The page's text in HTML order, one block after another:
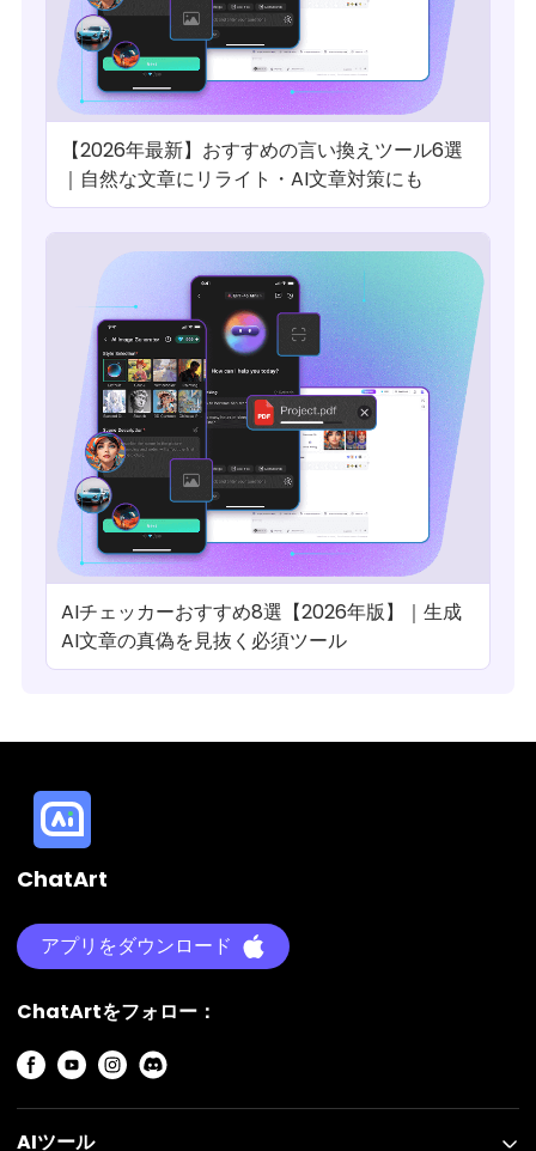
【2026年最新】おすすめの言い換えツール6選
｜自然な文章にリライト・AI文章対策にも
AIチェッカーおすすめ8選【2026年版】｜生成
AI文章の真偽を見抜く必須ツール
ChatArt
アプリをダウンロード
ChatArtをフォロー：
AIツール